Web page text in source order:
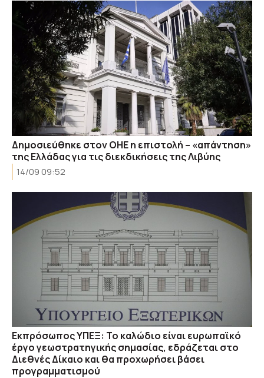
Δημοσιεύθηκε στον ΟΗΕ η επιστολή – «απάντηση»
της Ελλάδας για τις διεκδικήσεις της Λιβύης
14/09 09:52
Εκπρόσωπος ΥΠΕΞ: Το καλώδιο είναι ευρωπαϊκό
έργο γεωστρατηγικής σημασίας, εδράζεται στο
Διεθνές Δίκαιο και θα προχωρήσει βάσει
προγραμματισμού